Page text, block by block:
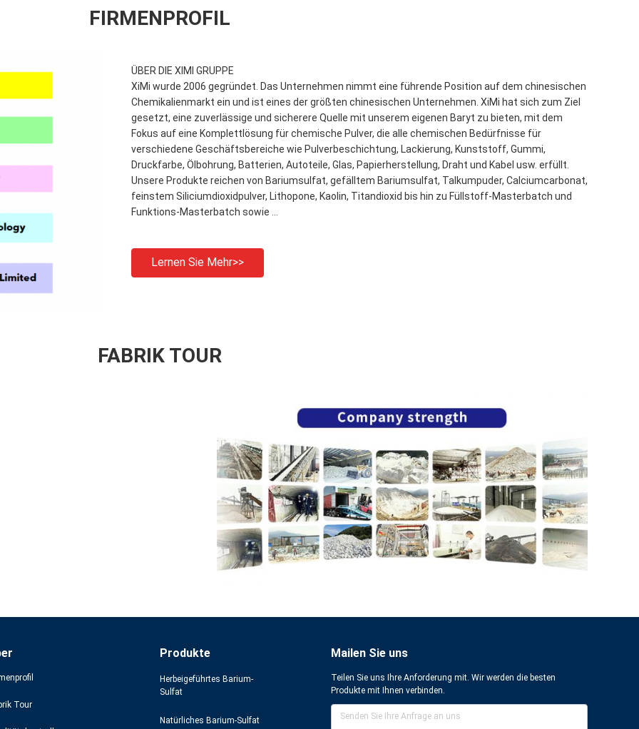
FIRMENPROFIL
ÜBER DIE XIMI GRUPPE
XiMi wurde 2006 gegründet. Das Unternehmen nimmt eine führende Position auf dem chinesischen
Chemikalienmarkt ein und ist eines der größten chinesischen Unternehmen. XiMi hat sich zum Ziel
gesetzt, eine zuverlässige und sicherere Quelle mit unserem eigenen Baryt zu bieten, mit dem
Fokus auf eine Komplettlösung für chemische Pulver, die alle chemischen Bedürfnisse für
verschiedene Geschäftsbereiche wie Pulverbeschichtung, Lackierung, Kunststoff, Gummi,
Druckfarbe, Ölbohrung, Batterien, Autoteile, Glas, Papierherstellung, Draht und Kabel usw. erfüllt.
Unsere Produkte reichen von Bariumsulfat, gefälltem Bariumsulfat, Talkumpuder, Calciumcarbonat,
feinstem Siliciumdioxidpulver, Lithopone, Kaolin, Titandioxid bis hin zu Füllstoff-Masterbatch und
Funktions-Masterbatch sowie ...
Lernen Sie Mehr>>
FABRIK TOUR
Tour
Produkte
Herbeigeführtes Barium-
Sulfat
Natürliches Barium-Sulfat
Mailen Sie uns
Teilen Sie uns Ihre Anforderung mit. Wir werden die besten
Produkte mit Ihnen verbinden.